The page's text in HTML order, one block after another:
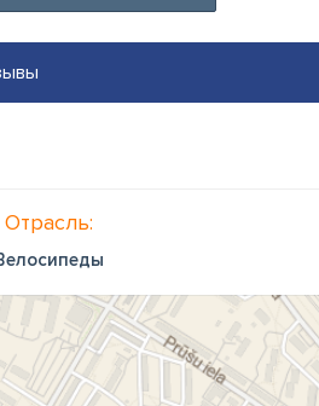
Отрасль: